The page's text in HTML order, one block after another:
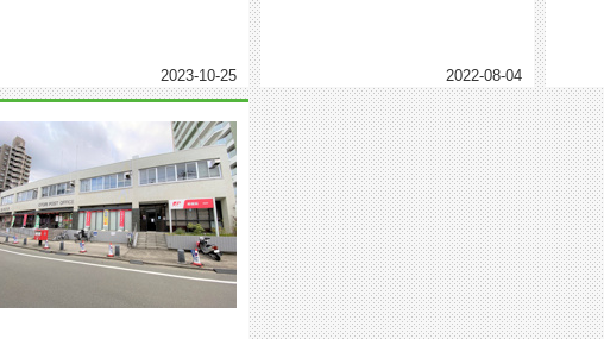
2023-10-25 2022-08-04